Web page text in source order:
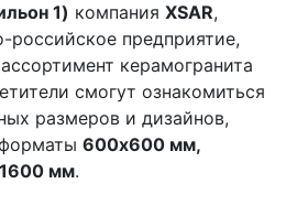
1) компания XSAR,
российское предприятие,
керамогранита
смогут ознакомиться
размеров и дизайнов,
600x600 мм,
мм.